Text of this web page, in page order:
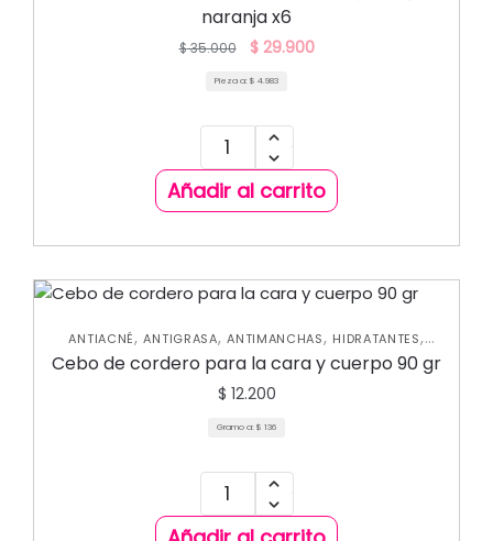
naranja x6
$35.000 $29.900
Pieza a: $ 4.983
Añadir al carrito
ANTIACNÉ,ANTIGRASA,ANTIMANCHAS, HIDRATANTES,
HIDRATANTES CORPORALES ,
SKIN
CARE FACIAL
Cebo de cordero para la cara y cuerpo 90 gr
$ 12.200
Gramo a: $ 136